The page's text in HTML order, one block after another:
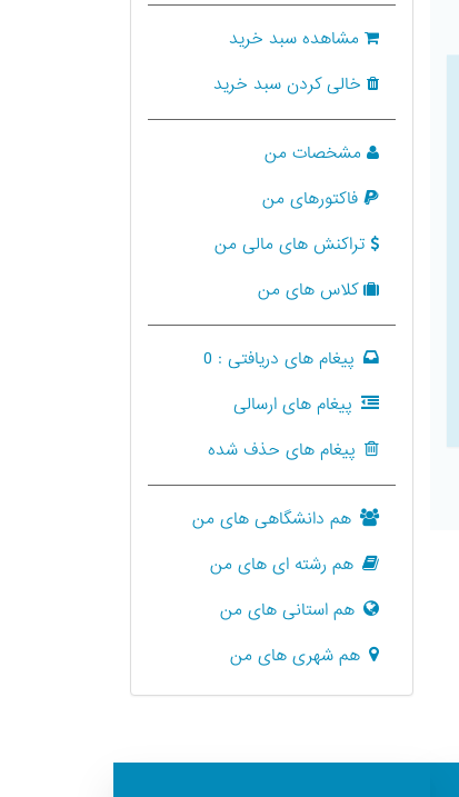
مشاهده سبد خرید
خالی کردن سبد خرید
مشخصات من
فاکتورهای من
تراکنش های مالی من
کلاس های من
پیغام های دریافتی : 0
پیغام های ارسالی
پیغام های حذف شده
هم دانشگاهی های من
هم رشته ای های من
هم استانی های من
هم شهری های من